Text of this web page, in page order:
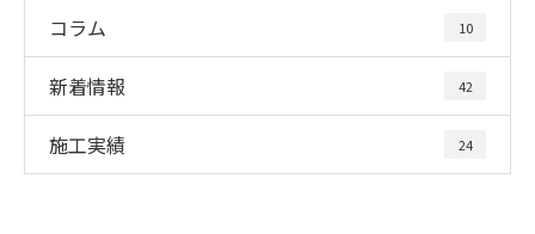
コラム 10
新着情報 42
施工実績 24